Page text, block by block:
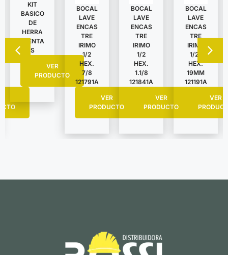
KIT
BASICO
DE
HERRA
MIENTA
S
VER
PRODUCTO
BOCAL
LAVE
ENCAS
TRE
IRIMO
1/2
HEX.
7/8
121791A
VER
PRODUCTO
BOCAL
LAVE
ENCAS
TRE
IRIMO
1/2
HEX.
1.1/8
121841A
VER
PRODUCTO
BOCAL
LAVE
ENCAS
TRE
IRIMO
1/2″
HEX.
19MM
121191A
VER